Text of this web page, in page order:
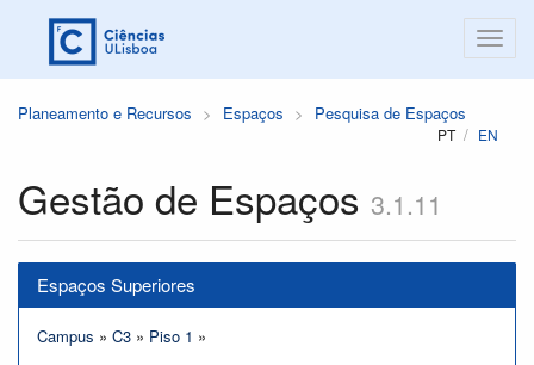
Planeamento e Recursos Espaços Pesquisa de Espaços
PT EN
Gestão de Espaços 3.1.11
Espaços Superiores
Campus » C3 » Piso 1 »